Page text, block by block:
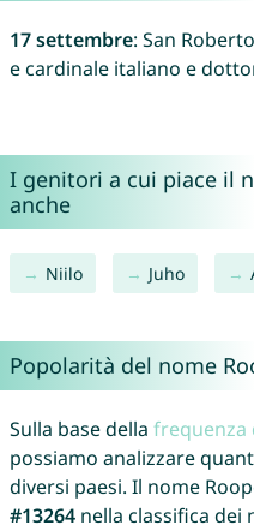
17 settembre: San
e cardinale italiano e
I genitori a cui piace il
anche
Niilo Juho
Popolarità del nome
Sulla base della frequenza
possiamo analizzare
diversi paesi. Il nome
#13264nella classifica dei